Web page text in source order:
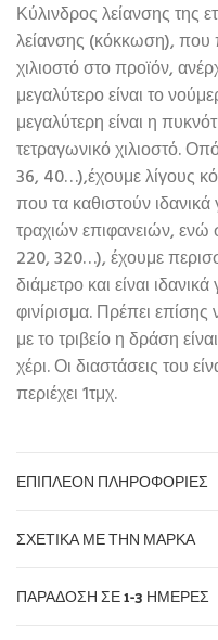
Κύλινδρος λείανσης της
λείανσης (κόκκωση), που
χιλιοστό στο προϊόν,
μεγαλύτερο είναι το
μεγαλύτερη είναι η
τετραγωνικό χιλιοστό.
36, 40…),έχουμε λίγους
που τα καθιστούν
τραχιών επιφανειών,
220, 320…), έχουμε
διάμετρο και είναι
φινίρισμα. Πρέπει επίσης
με το τριβείο η δράση
χέρι. Οι διαστάσεις του
περιέχει 1τμχ.
ΕΠΙΠΛΈΟΝ ΠΛΗΡΟΦΟΡΊΕΣ
ΣΧΕΤΙΚΆ ΜΕ ΤΗΝ ΜΆΡΚΑ
ΠΑΡΆΔΟΣΗ ΣΕ 1-3 ΗΜΈΡΕΣ